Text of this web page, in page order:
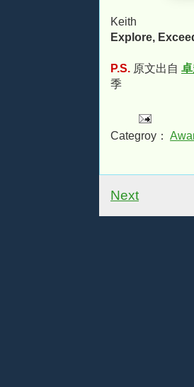
Keith
Explore,
P.S. 原文出自
季
Categroy：
Next